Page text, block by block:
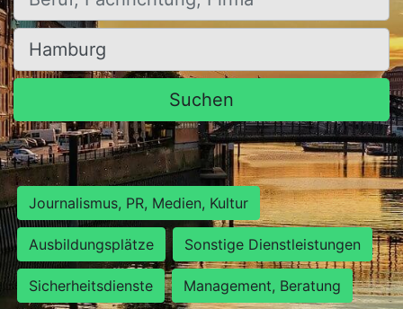
Ort, Stadt
Suchen
Journalismus, PR, Medien, Kultur
Ausbildungsplätze Sonstige Dienstleistungen
Sicherheitsdienste Management, Beratung